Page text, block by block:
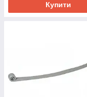
Купити